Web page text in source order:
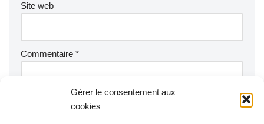
Gérer le consentement aux
cookies
Site web
Commentaire *